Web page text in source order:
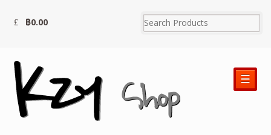
฿0.00
☰